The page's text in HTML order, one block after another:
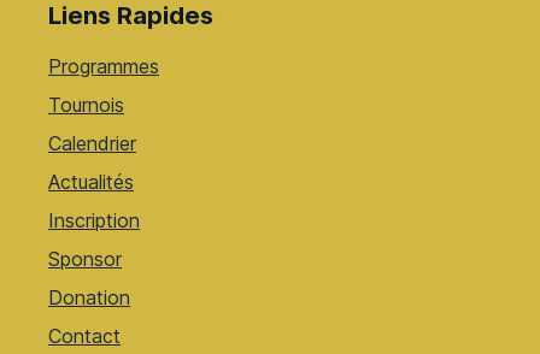
Liens Rapides
Programmes
Tournois
Calendrier
Actualités
Inscription
Sponsor
Donation
Contact